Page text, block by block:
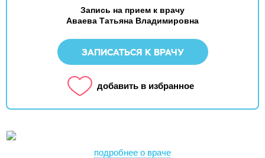
Запись на прием к врачу
Аваева Татьяна Владимировна
ЗАПИСАТЬСЯ К ВРАЧУ
добавить в избранное
подробнее о враче